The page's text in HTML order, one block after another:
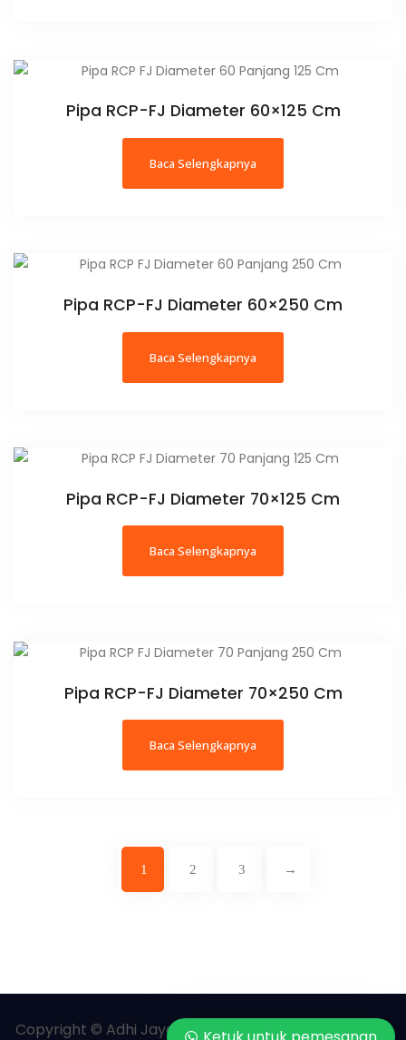
Pipa RCP-FJ Diameter 60×125 Cm
Baca Selengkapnya
Pipa RCP-FJ Diameter 60×250 Cm
Baca Selengkapnya
Pipa RCP-FJ Diameter 70×125 Cm
Baca Selengkapnya
Pipa RCP-FJ Diameter 70×250 Cm
Baca Selengkapnya
1 2 3 →
Copyright © Adhi Jaya Readymix | All rights reserved.